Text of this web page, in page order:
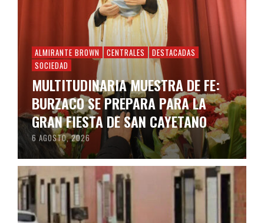
ALMIRANTE BROWN CENTRALES
DESTACADAS
SOCIEDAD
MULTITUDINARIA MUESTRA DE FE:
BURZACO SE PREPARA PARA LA
GRAN FIESTA DE SAN CAYETANO
6 AGOSTO, 2026